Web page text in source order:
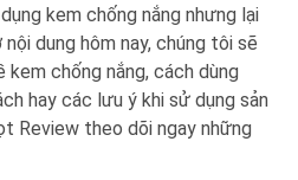
kem chống nắng nhưng lại
dung hôm nay, chúng tôi sẽ
chống nắng, cách dùng
hay các lưu ý khi sử dụng sản
Review theo dõi ngay những